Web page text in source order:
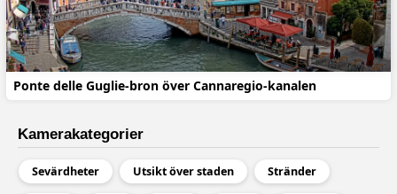
Ponte delle Guglie-bron över Cannaregio-kanalen
Kamerakategorier
Sevärdheter Utsikt över staden Stränder